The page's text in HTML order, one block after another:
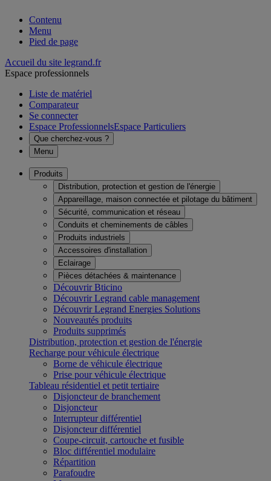
Contenu
Menu
Pied de page
Accueil du site legrand.fr
Espace professionnels
Liste de matériel
Comparateur
Se connecter
Espace ProfessionnelsEspace Particuliers
Que cherchez-vous ?
Menu
Produits
Distribution, protection et gestion de l'énergie
Appareillage, maison connectée et pilotage du bâtiment
Sécurité, communication et réseau
Conduits et cheminements de câbles
Produits industriels
Accessoires d'installation
Eclairage
Pièces détachées & maintenance
Découvrir Bticino
Découvrir Legrand cable management
Découvrir Legrand Energies Solutions
Nouveautés produits
Produits supprimés
Distribution, protection et gestion de l'énergie
Recharge pour véhicule électrique
Borne de véhicule électrique
Prise pour véhicule électrique
Tableau résidentiel et petit tertiaire
Disjoncteur de branchement
Disjoncteur
Interrupteur différentiel
Disjoncteur différentiel
Coupe-circuit, cartouche et fusible
Bloc différentiel modulaire
Répartition
Parafoudre